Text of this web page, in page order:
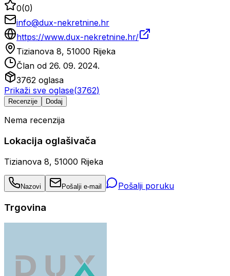
0(0)
info@dux-nekretnine.hr
https://www.dux-nekretnine.hr/
Tizianova 8, 51000 Rijeka
Član od 26. 09. 2024.
3762 oglasa
Prikaži sve oglase(3762)
Recenzije Dodaj
Nema recenzija
Lokacija oglašivača
Tizianova 8, 51000 Rijeka
Nazovi Pošalji e-mail Pošalji poruku
Trgovina